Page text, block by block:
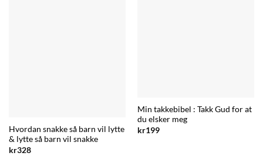
Hvordan snakke så barn vil lytte
& lytte så barn vil snakke
kr328
Min takkebibel : Takk Gud for at
du elsker meg
kr199